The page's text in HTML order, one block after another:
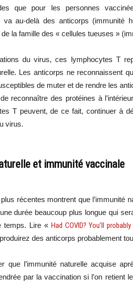
que pour les personnes
va au-delà des anticorps (immunité
la famille des « cellules tueuses »
du virus, ces lymphocytes T
Les anticorps ne reconnaissent
de muter et de rendre les
reconnaître des protéines à
T peuvent, de ce fait, continuer à
virus.
et immunité vaccinale
récentes montrent que l’immunité
durée beaucoup plus longue qui
temps. Lire « Had COVID? You’ll
des anticorps probablement
que l’immunité naturelle acquise
par la vaccination si l’on retient